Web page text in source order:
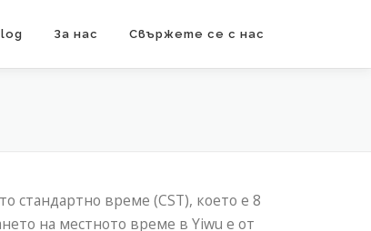
За нас Свържете се с нас
стандартно време (CST), което е 8
на местното време в Yiwu е от